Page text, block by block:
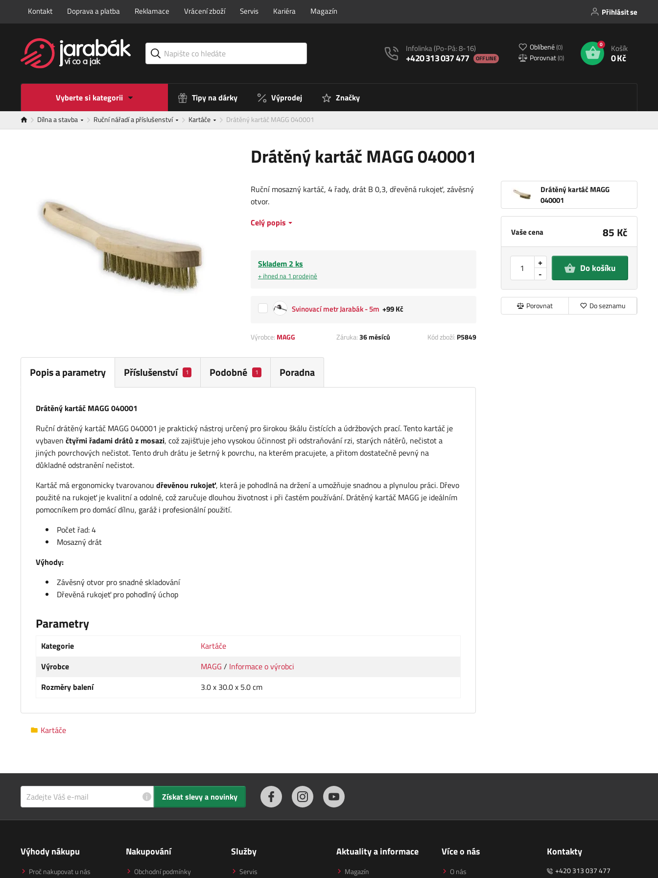
Kontakt Doprava a platba Reklamace Vrácení zboží Servis Kariéra Magazín Přihlásit se
Infolinka(Po-Pá: 8-16)
+420 313 037 477 OFFLINE
Oblíbené(0)
Porovnat(0)
0 Košík
0 Kč
Vyberte si kategorii Tipy na dárky Výprodej Značky
Dílna a stavba Ruční nářadí a příslušenství Kartáče Drátěný kartáč MAGG 040001
Drátěný kartáč MAGG 040001
Drátěný kartáč MAGG
040001
Vaše cena 85 Kč
-
+ Do košíku
Porovnat Do seznamu
Ruční mosazný kartáč, 4 řady, drát B 0,3, dřevěná rukojeť, závěsný
otvor.
Celý popis
Skladem 2 ks
+ ihned na 1 prodejně
Svinovací metr Jarabák - 5m +99 Kč
Výrobce: MAGG Záruka:36 měsíců Kód zboží: P5849
Popis a parametry Příslušenství 1 Podobné 1 Poradna
Drátěný kartáč MAGG 040001
Ruční drátěný kartáč MAGG 040001 je praktický nástroj určený pro širokou škálu čistících a údržbových prací. Tento kartáč je
vybaven čtyřmi řadami drátů z mosazi, což zajišťuje jeho vysokou účinnost při odstraňování rzi, starých nátěrů, nečistot a
jiných povrchových nečistot. Tento druh drátu je šetrný k povrchu, na kterém pracujete, a přitom dostatečně pevný na
důkladné odstranění nečistot.
Kartáč má ergonomicky tvarovanou dřevěnou rukojeť, která je pohodlná na držení a umožňuje snadnou a plynulou práci. Dřevo
použité na rukojeť je kvalitní a odolné, což zaručuje dlouhou životnost i při častém používání. Drátěný kartáč MAGG je ideálním
pomocníkem pro domácí dílnu, garáž i profesionální použití.
Počet řad: 4
Mosazný drát
Výhody:
Závěsný otvor pro snadné skladování
Dřevěná rukojeť pro pohodlný úchop
Parametry
Kategorie
Kartáče
Výrobce
MAGG / Informace o výrobci
Rozměry balení
3.0 x 30.0 x 5.0 cm
Kartáče
i Získat slevy a novinky
Výhody nákupu
Proč nakupovat u nás
Nakupování
Obchodní podmínky
Služby
Servis
Aktuality a informace
Magazín
Více o nás
O nás
Kontakty
+420 313 037 477